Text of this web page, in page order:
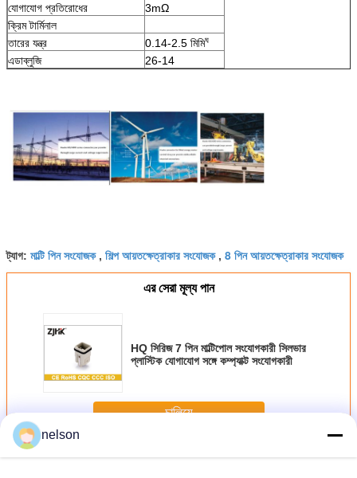
যোগাযোগ প্রতিরোধের
3mΩ
ক্রিম টার্মিনাল
তারের যন্ত্র
0.14-2.5 মিমিঘ
এডাব্লুজি 26-14
ট্যাগ: মাল্টি পিন সংযোজক, শিল্প আয়তক্ষেত্রাকার সংযোজক, 8 পিন আয়তক্ষেত্রাকার সংযোজক
এর সেরা মূল্য পান
HQ সিরিজ 7 পিন মাল্টিপোল সংযোগকারী সিলভার
প্লাস্টিক যোগাযোগ সঙ্গে কম্প্যাক্ট সংযোগকারী
চালিয়ে
অধিকএকাধিক সংযোজক
nelson